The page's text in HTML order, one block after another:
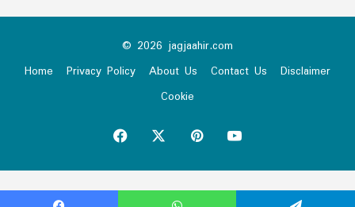
© 2026 jagjaahir.com
Home
Privacy Policy About Us Contact Us
Disclaimer
Cookie
Facebook PinterestYouTube